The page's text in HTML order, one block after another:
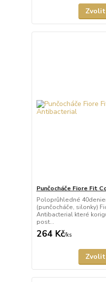
Punčocháče Fiore Fit
Poloprůhledné
(punčocháče, silonky)
Antibacterial které
post...
264 Kč/ks